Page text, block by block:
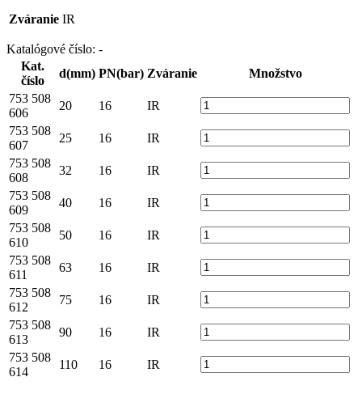
Zváranie IR
Katalógové číslo: -
Kat.
číslo
d(mm) PN(bar) Zváranie
Množstvo
753 508
606
20 16
IR
753 508
607
25 16
IR
753 508
608
32 16
IR
753 508
609
40 16
IR
753 508
610
50 16
IR
753 508
611
63 16
IR
753 508
612
75 16
IR
753 508
613
90 16
IR
753 508
614
110 16 IR